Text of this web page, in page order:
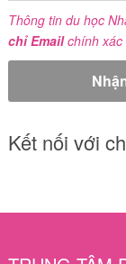
Thông tin du học
chỉ Emailchính xác
Kết nối với